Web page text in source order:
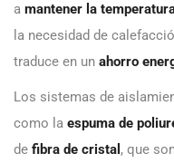
a mantener la
la necesidad de
traduce en un ahorro
Los sistemas de
como la espuma de
de fibra de cristal , que